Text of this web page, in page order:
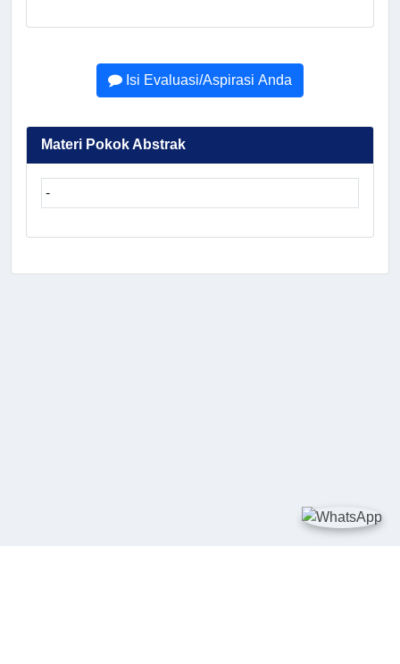
Isi Evaluasi/Aspirasi Anda
Materi Pokok Abstrak
-